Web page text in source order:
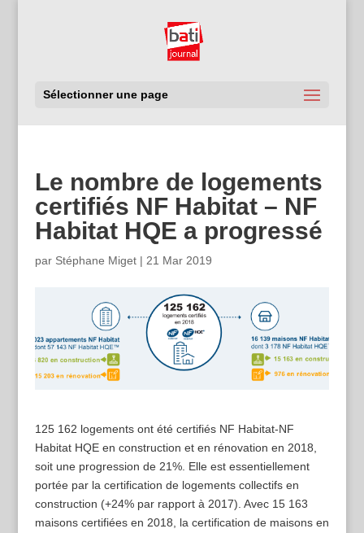
Sélectionner une page
Le nombre de logements
certifiés NF Habitat – NF
Habitat HQE a progressé
par Stéphane Miget| 21 Mar 2019
125 162 logements ont été certifiés NF Habitat-NF
Habitat HQE en construction et en rénovation en 2018,
soit une progression de 21%. Elle est essentiellement
portée par la certification de logements collectifs en
construction (+24% par rapport à 2017). Avec 15 163
maisons certifiées en 2018, la certification de maisons en